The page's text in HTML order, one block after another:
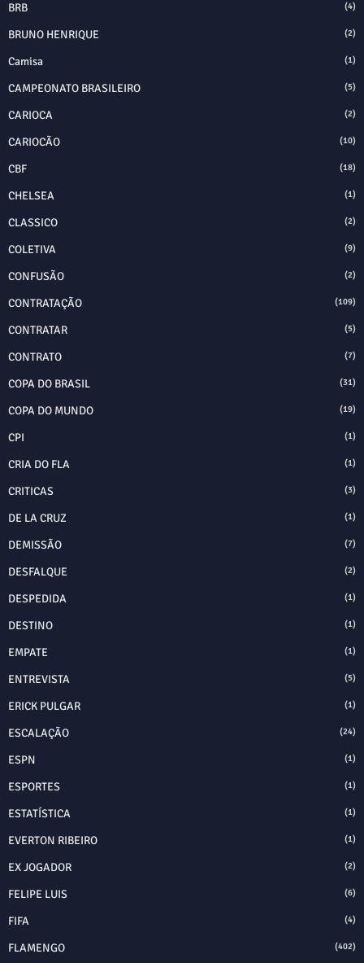
BRB (4)
BRUNO HENRIQUE (2)
Camisa (1)
CAMPEONATO BRASILEIRO (5)
CARIOCA (2)
CARIOCÃO (10)
CBF (18)
CHELSEA (1)
CLASSICO (2)
COLETIVA (9)
CONFUSÃO (2)
CONTRATAÇÃO (109)
CONTRATAR (5)
CONTRATO (7)
COPA DO BRASIL (31)
COPA DO MUNDO (19)
CPI (1)
CRIA DO FLA (1)
CRITICAS (3)
DE LA CRUZ (1)
DEMISSÃO (7)
DESFALQUE (2)
DESPEDIDA (1)
DESTINO (1)
EMPATE (1)
ENTREVISTA (5)
ERICK PULGAR (1)
ESCALAÇÃO (24)
ESPN (1)
ESPORTES (1)
ESTATÍSTICA (1)
EVERTON RIBEIRO (1)
EX JOGADOR (2)
FELIPE LUIS (6)
FIFA (4)
FLAMENGO (402)